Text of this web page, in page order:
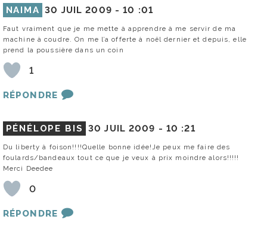
NAIMA 30 JUIL 2009 -10 :01
Faut vraiment que je me mette à apprendre à me servir de ma
machine à coudre. On me l’a offerte à noël dernier et depuis, elle
prend la poussière dans un coin
1
RÉPONDRE
PÉNÉLOPE BIS 30 JUIL 2009 - 10 :21
Du liberty à foison!!!!Quelle bonne idée!Je peux me faire des
foulards/bandeaux tout ce que je veux à prix moindre alors!!!!!
Merci Deedee
0
RÉPONDRE